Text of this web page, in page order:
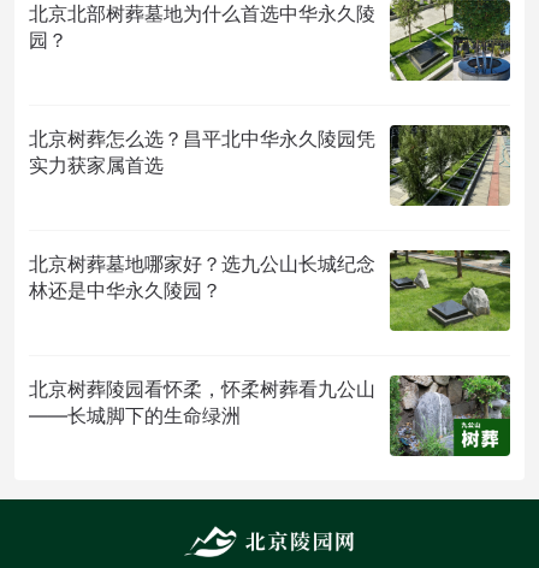
北京北部树葬墓地为什么首选中华永久陵
园？
北京树葬怎么选？昌平北中华永久陵园凭
实力获家属首选
北京树葬墓地哪家好？选九公山长城纪念
林还是中华永久陵园？
北京树葬陵园看怀柔，怀柔树葬看九公山
——长城脚下的生命绿洲